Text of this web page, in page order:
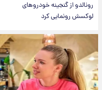
رونالدو از گنجینه خودروهای
لوکسش رونمایی کرد